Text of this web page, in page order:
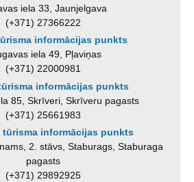
iela 33, Jaunjelgava
(+371) 27366222
informācijas punkts
iela 49, Pļaviņas
(+371) 22000981
informācijas punkts
85, Skrīveri, Skrīveru pagasts
(+371) 25661983
tūrisma informācijas punkts
2. stāvs, Staburags, Staburaga
pagasts
(+371) 29892925